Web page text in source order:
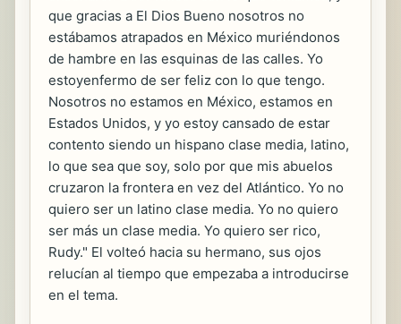
que gracias a El Dios Bueno nosotros no
estábamos atrapados en México muriéndonos
de hambre en las esquinas de las calles. Yo
estoyenfermo de ser feliz con lo que tengo.
Nosotros no estamos en México, estamos en
Estados Unidos, y yo estoy cansado de estar
contento siendo un hispano clase media, latino,
lo que sea que soy, solo por que mis abuelos
cruzaron la frontera en vez del Atlántico. Yo no
quiero ser un latino clase media. Yo no quiero
ser más un clase media. Yo quiero ser rico,
Rudy." El volteó hacia su hermano, sus ojos
relucían al tiempo que empezaba a introducirse
en el tema.